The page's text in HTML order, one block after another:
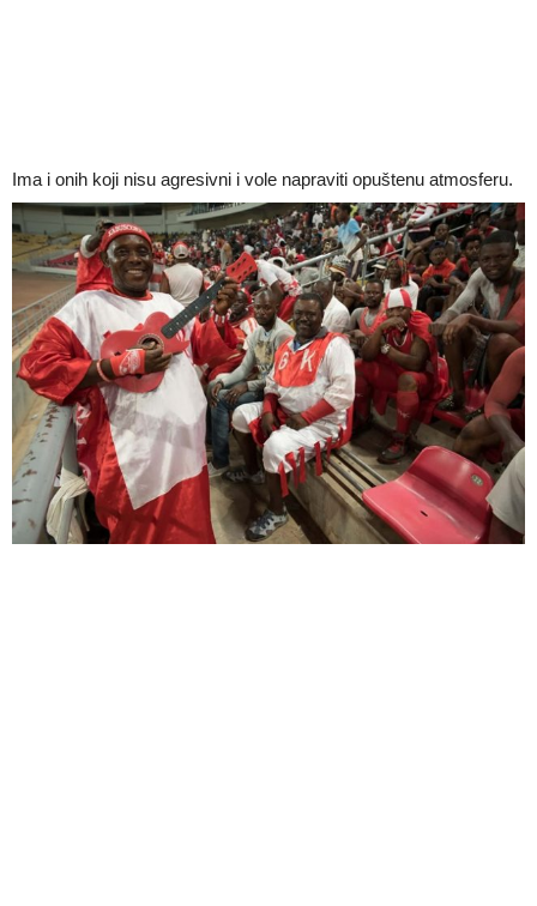
Ima i onih koji nisu agresivni i vole napraviti opuštenu atmosferu.